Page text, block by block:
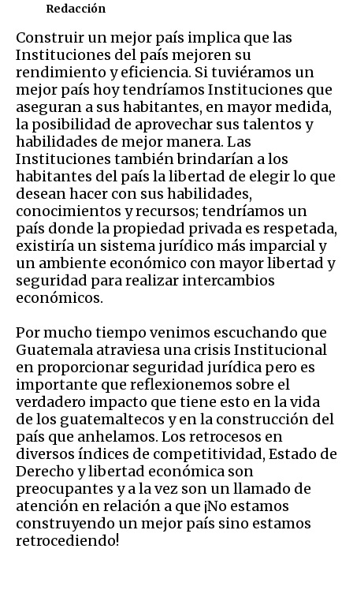
Redacción
Construir un mejor país implica que las
Instituciones del país mejoren su
rendimiento y eficiencia. Si tuviéramos un
mejor país hoy tendríamos Instituciones que
aseguran a sus habitantes, en mayor medida,
la posibilidad de aprovechar sus talentos y
habilidades de mejor manera. Las
Instituciones también brindarían a los
habitantes del país la libertad de elegir lo que
desean hacer con sus habilidades,
conocimientos y recursos; tendríamos un
país donde la propiedad privada es respetada,
existiría un sistema jurídico más imparcial y
un ambiente económico con mayor libertad y
seguridad para realizar intercambios
económicos.
Por mucho tiempo venimos escuchando que
Guatemala atraviesa una crisis Institucional
en proporcionar seguridad jurídica pero es
importante que reflexionemos sobre el
verdadero impacto que tiene esto en la vida
de los guatemaltecos y en la construcción del
país que anhelamos. Los retrocesos en
diversos índices de competitividad, Estado de
Derecho y libertad económica son
preocupantes y a la vez son un llamado de
atención en relación a que ¡No estamos
construyendo un mejor país sino estamos
retrocediendo!